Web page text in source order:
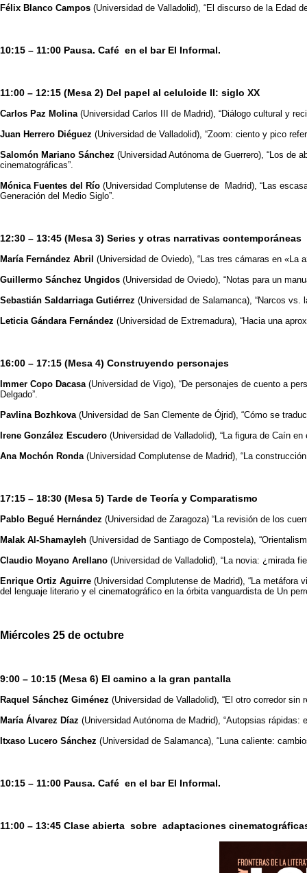
Félix Blanco Campos (Universidad de Valladolid), “El discurso de la Edad
10:15 – 11:00 Pausa. Café en el bar El Informal.
11:00 – 12:15 (Mesa 2) Del papel al celuloide II: siglo XX
Carlos Paz Molina (Universidad Carlos III de Madrid), “Diálogo cultural y
Juan Herrero Diéguez (Universidad de Valladolid), “Zoom: ciento y pico
Salomón Mariano Sánchez (Universidad Autónoma de Guerrero), “Los de
cinematográficas”.
Mónica Fuentes del Río (Universidad Complutense de Madrid), “Las
Generación del Medio Siglo”.
12:30 – 13:45 (Mesa 3) Series y otras narrativas
María Fernández Abril (Universidad de Oviedo), “Las tres cámaras en
Guillermo Sánchez Ungidos (Universidad de Oviedo), “Notas para un
Sebastián Saldarriaga Gutiérrez (Universidad de Salamanca), “Narcos
Leticia Gándara Fernández (Universidad de Extremadura), “Hacia una
16:00 – 17:15 (Mesa 4) Construyendo personajes
Immer Copo Dacasa (Universidad de Vigo), “De personajes de cuento a
Delgado”.
Pavlina Bozhkova (Universidad de San Clemente de Ójrid), “Cómo se
Irene González Escudero (Universidad de Valladolid), “La figura de Caín
Ana Mochón Ronda (Universidad Complutense de Madrid), “La
17:15 – 18:30 (Mesa 5) Tarde de Teoría y Comparatismo
Pablo Begué Hernández (Universidad de Zaragoza) “La revisión de los
Malak Al-Shamayleh (Universidad de Santiago de Compostela),
Claudio Moyano Arellano (Universidad de Valladolid), “La novia: ¿mirada
Enrique Ortiz Aguirre (Universidad Complutense de Madrid), “La
del lenguaje literario y el cinematográfico en la órbita vanguardista de Un
Miércoles 25 de octubre
9:00 – 10:15 (Mesa 6) El camino a la gran pantalla
Raquel Sánchez Giménez (Universidad de Valladolid), “El otro corredor
María Álvarez Díaz (Universidad Autónoma de Madrid), “Autopsias
Itxaso Lucero Sánchez (Universidad de Salamanca), “Luna caliente:
10:15 – 11:00 Pausa. Café en el bar El Informal.
11:00 – 13:45 Clase abierta sobre adaptaciones